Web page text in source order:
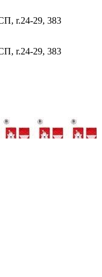
r.24-29, 383
r.24-29, 383